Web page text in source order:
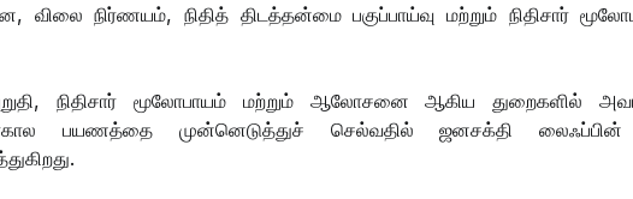
நிர்ணயம், நிதித் திடத்தன்மை பகுப்பாய்வு மற்றும் நிதிசார்
நிதிசார் மூலோபாயம் மற்றும் ஆலோசனை ஆகிய துறைகளில்
பயணத்தை முன்னெடுத்துச் செல்வதில் ஜனசக்தி